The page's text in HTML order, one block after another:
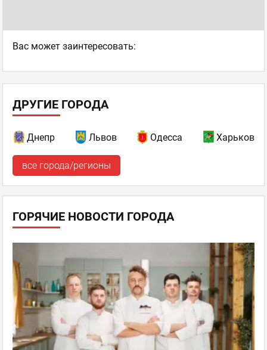
Ваc может заинтересовать:
ДРУГИЕ ГОРОДА
Днепр Львов Одесса Харьков
все города/регионы
ГОРЯЧИЕ НОВОСТИ ГОРОДА